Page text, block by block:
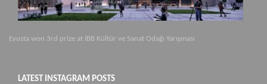
Eyusta won 3rd prize at İBB Kültür ve Sanat Odağı Yarışması
LATEST INSTAGRAM POSTS